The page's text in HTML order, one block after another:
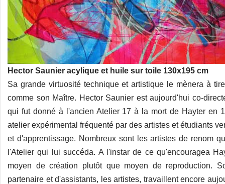
Hector Saunier acylique et huile sur toile 130x195 cm
Sa grande virtuosité technique et artistique le mènera à
comme son Maître. Hector Saunier est aujourd'hui co-
qui fut donné à l'ancien Atelier 17 à la mort de Hayter en
atelier expérimental fréquenté par des artistes et étudiants
et d'apprentissage. Nombreux sont les artistes de renom
l'Atelier qui lui succéda. A l'instar de ce qu'encouragea
moyen de création plutôt que moyen de reproduction.
partenaire et d'assistants, les artistes, travaillent encore